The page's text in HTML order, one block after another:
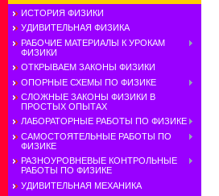
ИСТОРИЯ ФИЗИКИ
УДИВИТЕЛЬНАЯ ФИЗИКА
РАБОЧИЕ МАТЕРИАЛЫ К УРОКАМ
ФИЗИКИ
ОТКРЫВАЕМ ЗАКОНЫ ФИЗИКИ
ОПОРНЫЕ СХЕМЫ ПО ФИЗИКЕ
СЛОЖНЫЕ ЗАКОНЫ ФИЗИКИ В
ПРОСТЫХ ОПЫТАХ
ЛАБОРАТОРНЫЕ РАБОТЫ ПО ФИЗИКЕ
САМОСТОЯТЕЛЬНЫЕ РАБОТЫ ПО
ФИЗИКЕ
РАЗНОУРОВНЕВЫЕ КОНТРОЛЬНЫЕ
РАБОТЫ ПО ФИЗИКЕ
УДИВИТЕЛЬНАЯ МЕХАНИКА